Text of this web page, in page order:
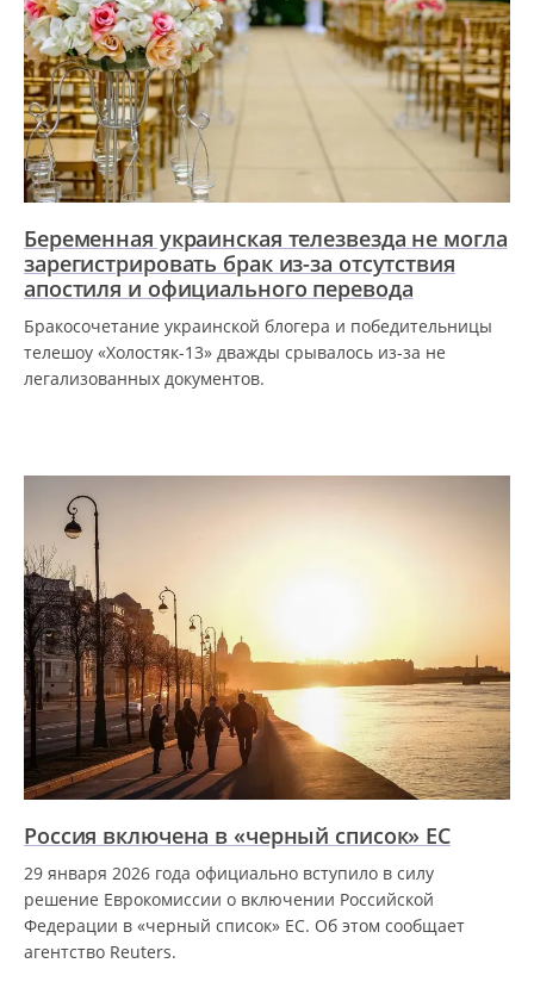
Беременная украинская телезвезда не могла
зарегистрировать брак из-за отсутствия
апостиля и официального перевода
Бракосочетание украинской блогера и победительницы
телешоу «Холостяк-13» дважды срывалось из-за не
легализованных документов.
Россия включена в «черный список» ЕС
29 января 2026 года официально вступило в силу
решение Еврокомиссии о включении Российской
Федерации в «черный список» ЕС. Об этом сообщает
агентство Reuters.